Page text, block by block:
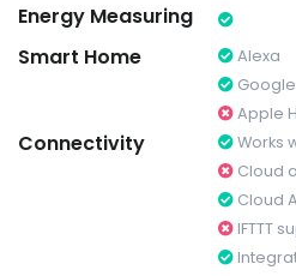
Energy Measuring
Smart Home
Alexa
Apple
Connectivity
Works
Cloud
Cloud
IFTTT